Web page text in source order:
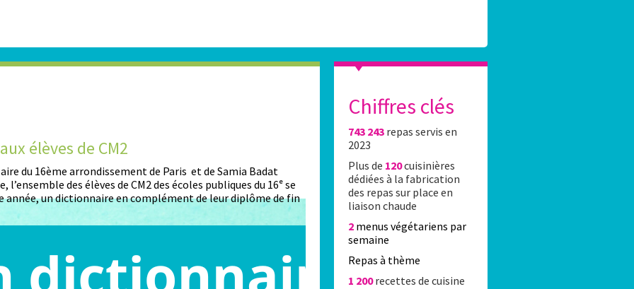
et de Samia Badat
publiques du 16ᵉ se
de leur diplôme de fin
Des élèves du 16e réalisent l’affiche Stade Français VS Lou Rugby
130 élèves du 16e ont été accueillis Lundi 8 juin 2026 au stade Jean-Bouin à la suite de leur
participation au concours de dessin organisé par la Caisse des écoles de la mairie du 16e, en
partenariat avec le Stade Français Paris.
Chiffres clés
743 243 repas servis en
2023
Plus de 120cuisinières
dédiées à la fabrication
des repas sur place en
liaison chaude
2menus végétariens par
semaine
Repas à thème
1 200recettes de cuisine